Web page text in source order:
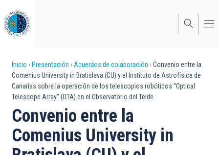
al
contenido
principal
Sobrescribir
enlaces
de
ayuda
a
Inicio Presentación Acuerdos de colaboración
Convenio entre la
Comenius University in Bratislava (CU) y el Instituto de Astrofísica de
Canarias sobre la operación de los telescopios robóticos “Optical
Telescope Array” (OTA) en el Observatorio del Teide
Convenio entre la
Comenius University in